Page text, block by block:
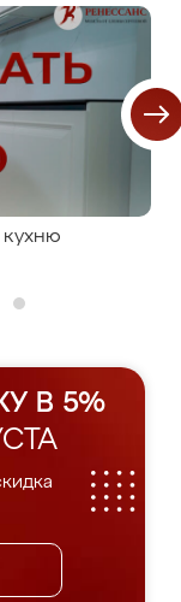
кухню
В 5%